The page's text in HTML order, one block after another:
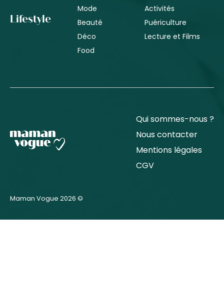
Lifestyle
Mode
Beauté
Déco
Food
Activités
Puériculture
Lecture et Films
Qui sommes-nous ?
Nous contacter
Mentions légales
CGV
Maman Vogue 2026 ©